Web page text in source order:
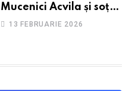
Mucenici Acvila și soția
sa, Priscila
13 FEBRUARIE 2026